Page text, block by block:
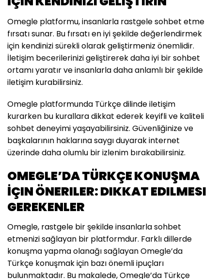
Omegle platformu, insanlarla rastgele sohbet etme
fırsatı sunar. Bu fırsatı en iyi şekilde değerlendirmek
için kendinizi sürekli olarak geliştirmeniz önemlidir.
İletişim becerilerinizi geliştirerek daha iyi bir sohbet
ortamı yaratır ve insanlarla daha anlamlı bir şekilde
iletişim kurabilirsiniz.
Omegle platformunda Türkçe dilinde iletişim
kurarken bu kurallara dikkat ederek keyifli ve kaliteli
sohbet deneyimi yaşayabilirsiniz. Güvenliğinize ve
başkalarının haklarına saygı duyarak internet
üzerinde daha olumlu bir izlenim bırakabilirsiniz.
OMEGLE’DA TÜRKÇE KONUŞMA
İÇIN ÖNERILER: DIKKAT EDILMESI
GEREKENLER
Omegle, rastgele bir şekilde insanlarla sohbet
etmenizi sağlayan bir platformdur. Farklı dillerde
konuşma yapma olanağı sağlayan Omegle’da
Türkçe konuşmak için bazı önemli ipuçları
bulunmaktadır. Bu makalede, Omegle’da Türkçe